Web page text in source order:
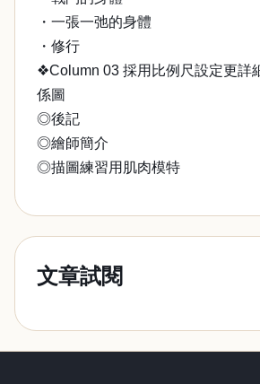
・一張一弛的身體
・修行
❖Column 03 採用比例尺設定更詳
係圖
◎後記
◎繪師簡介
◎描圖練習用肌肉模特
文章試閱